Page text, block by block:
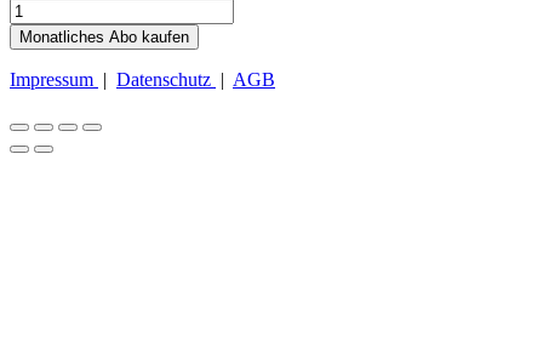
Monatliches Abo kaufen
Impressum | Datenschutz | AGB